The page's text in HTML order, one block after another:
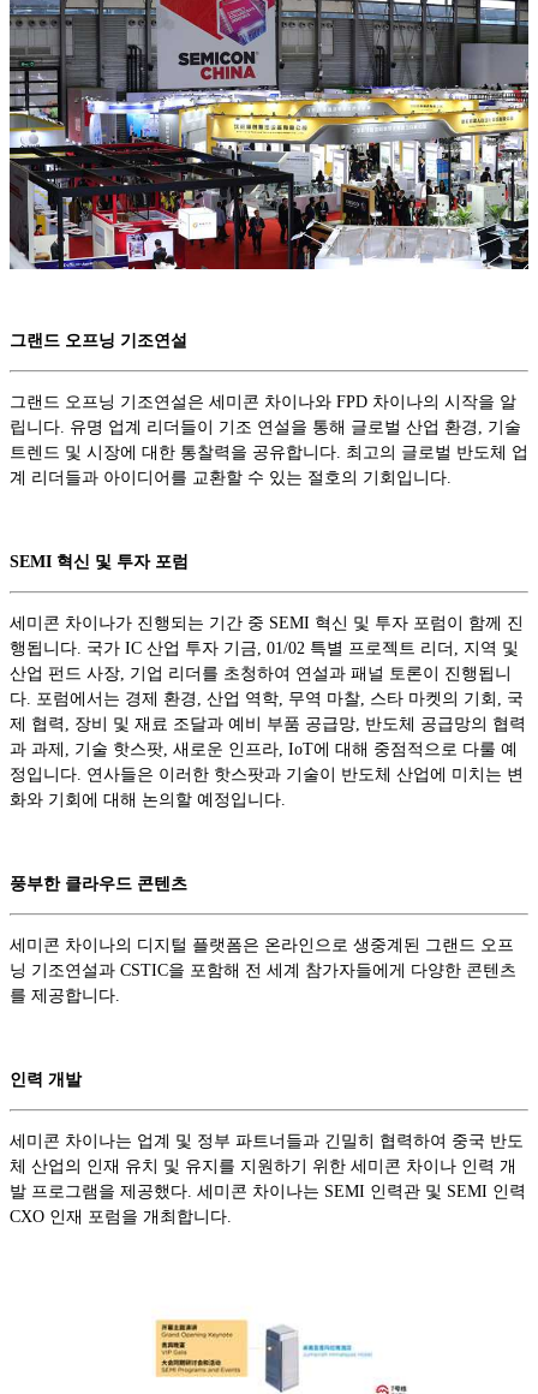
그랜드 오프닝 기조연설
그랜드 오프닝 기조연설은 세미콘 차이나와 FPD 차이나의 시작을 알
립니다. 유명 업계 리더들이 기조 연설을 통해 글로벌 산업 환경, 기술
트렌드 및 시장에 대한 통찰력을 공유합니다. 최고의 글로벌 반도체 업
계 리더들과 아이디어를 교환할 수 있는 절호의 기회입니다.
SEMI 혁신 및 투자 포럼
세미콘 차이나가 진행되는 기간 중 SEMI 혁신 및 투자 포럼이 함께 진
행됩니다. 국가 IC 산업 투자 기금, 01/02 특별 프로젝트 리더, 지역 및
산업 펀드 사장, 기업 리더를 초청하여 연설과 패널 토론이 진행됩니
다. 포럼에서는 경제 환경, 산업 역학, 무역 마찰, 스타 마켓의 기회, 국
제 협력, 장비 및 재료 조달과 예비 부품 공급망, 반도체 공급망의 협력
과 과제, 기술 핫스팟, 새로운 인프라, IoT에 대해 중점적으로 다룰 예
정입니다. 연사들은 이러한 핫스팟과 기술이 반도체 산업에 미치는 변
화와 기회에 대해 논의할 예정입니다.
풍부한 클라우드 콘텐츠
세미콘 차이나의 디지털 플랫폼은 온라인으로 생중계된 그랜드 오프
닝 기조연설과 CSTIC을 포함해 전 세계 참가자들에게 다양한 콘텐츠
를 제공합니다.
인력 개발
세미콘 차이나는 업계 및 정부 파트너들과 긴밀히 협력하여 중국 반도
체 산업의 인재 유치 및 유지를 지원하기 위한 세미콘 차이나 인력 개
발 프로그램을 제공했다. 세미콘 차이나는 SEMI 인력관 및 SEMI 인력
CXO 인재 포럼을 개최합니다.